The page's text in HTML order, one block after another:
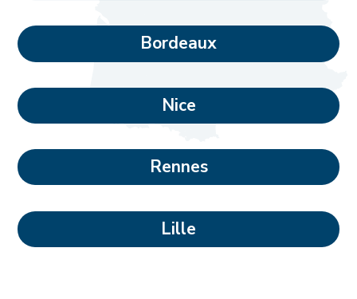
Bordeaux
Nice
Rennes
Lille